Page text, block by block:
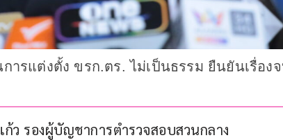
การแต่งตั้ง ขรก.ตร. ไม่เป็นธรรม ยืนยันเรื่อ
ว รองผู้บัญชาการตำรวจสอบสวนกลาง